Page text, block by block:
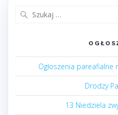
Ogłoszenia pareafialne
Drodzy
13 Niedziela